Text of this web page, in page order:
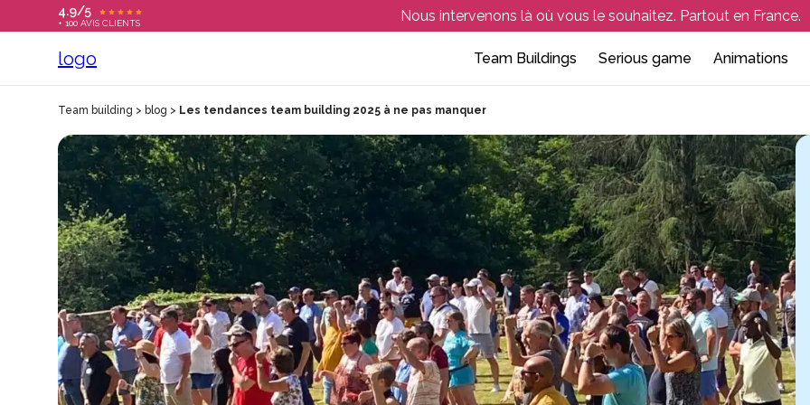
4.9/5
+ 100 AVIS CLIENTS Nous intervenons là où vous le souhaitez. Partout en France.
Team Buildings
Team building indoor
Chasse au trésor – Rallye orientation
Sportif et Multi-Activités
Enquête et jeux de rôle
Culinaire
Créatif –
Activités en
Team Building en
Serious game
Atelier de facilitation
Animations
Événement en entreprise
Escape game d’entreprise
Aix-en-
Aix-les-
Amiens
Angers
Annecy
Arcachon
Avignon
Team building > blog > Les tendances team building 2025 à ne pas manquer